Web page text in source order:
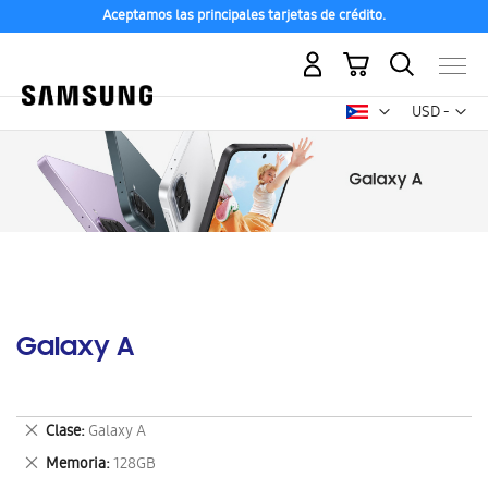
Aceptamos las principales tarjetas de crédito.
USD -
dólar
Mi carrito
Galaxy A
Clase Galaxy A
Eliminar
este
artículo
Memoria 128GB
Eliminar